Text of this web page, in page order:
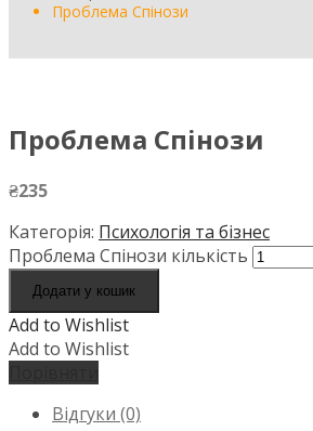
Проблема Спінози
Проблема Спінози
₴235
Категорія: Психологія та бізнес
Проблема Спінози кількість
Додати у кошик
Add to Wishlist
Add to Wishlist
Відгуки (0)